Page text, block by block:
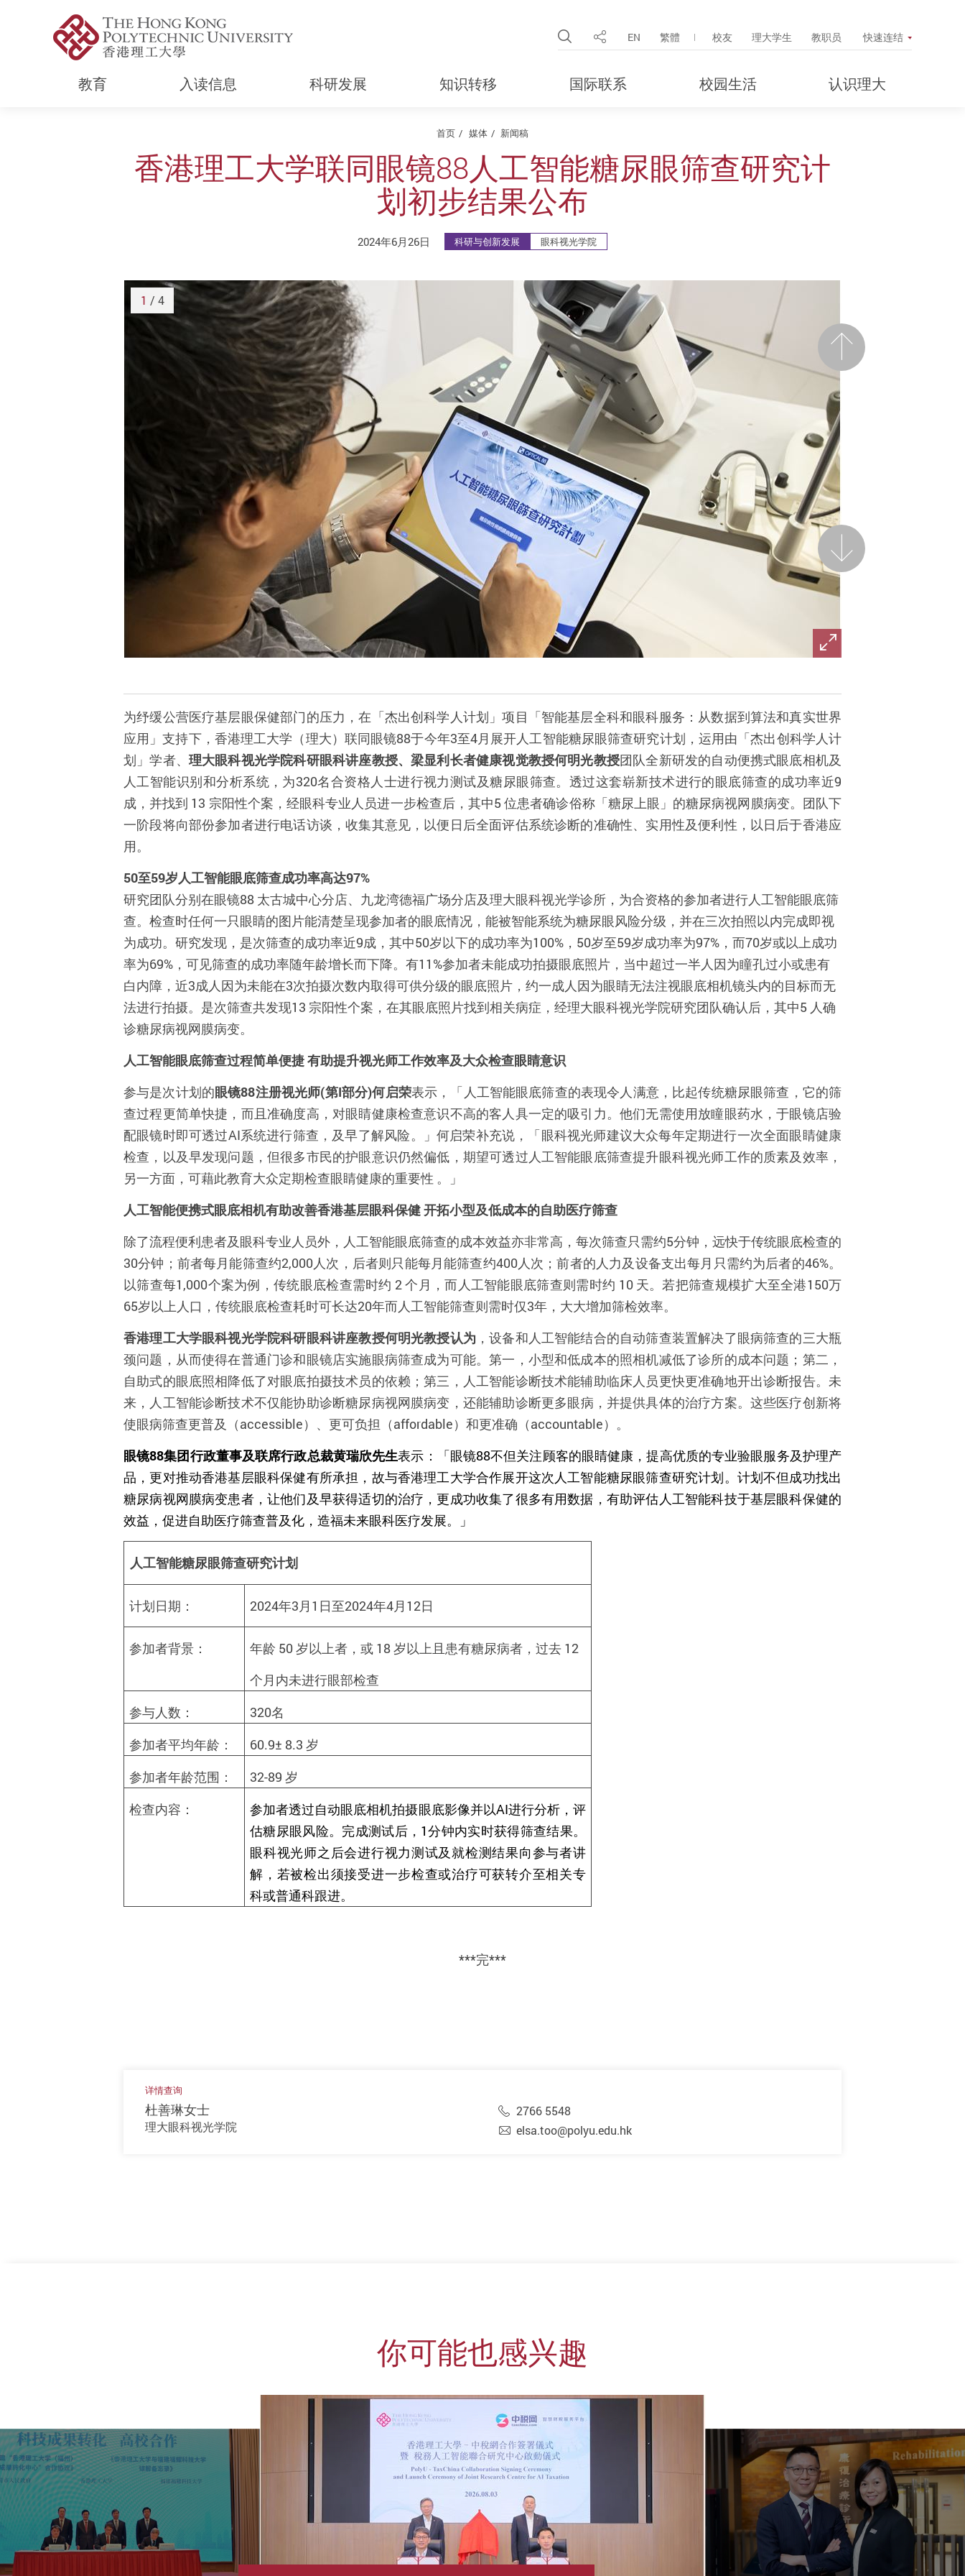
Open Site Search Popup
分享 EN 繁體 校友 理大学生 教职员 快速连结
教育 入读信息 科研发展 知识转移 国际联系 校园生活 认识理大
首页 媒体 新闻稿
香港理工大学联同眼镜88人工智能糖尿眼筛查研究计
划初步结果公布
2024年6月26日 科研与创新发展 眼科视光学院
前一页
后一页
1 / 4
为纾缓公营医疗基层眼保健部门的压力，在「杰出创科学人计划」项目「智能基层全科和眼科服务：从数据到算法和真实世界
应用」支持下，香港理工大学（理大）联同眼镜88于今年3至4月展开人工智能糖尿眼筛查研究计划，运用由「杰出创科学人计
划」学者、 理大眼科视光学院科研眼科讲座教授、梁显利长者健康视觉教授何明光教授团队全新研发的自动便携式眼底相机及
人工智能识别和分析系统，为320名合资格人士进行视力测试及糖尿眼筛查。透过这套崭新技术进行的眼底筛查的成功率近9
成，并找到 13 宗阳性个案，经眼科专业人员进一步检查后，其中5 位患者确诊俗称「糖尿上眼」的糖尿病视网膜病变。团队下
一阶段将向部份参加者进行电话访谈，收集其意见，以便日后全面评估系统诊断的准确性、实用性及便利性，以日后于香港应
用。
50至59岁人工智能眼底筛查成功率高达97%
研究团队分别在眼镜88 太古城中心分店、九龙湾德福广场分店及理大眼科视光学诊所，为合资格的参加者进行人工智能眼底筛
查。检查时任何一只眼睛的图片能清楚呈现参加者的眼底情况，能被智能系统为糖尿眼风险分级， 并在三次拍照以内完成即视
为成功。研究发现，是次筛查的成功率近9成，其中50岁以下的成功率为100% ， 50岁至59岁成功率为97% ，而70岁或以上成功
率为69% ，可见筛查的成功率随年龄增长而下降。有11%参加者未能成功拍摄眼底照片，当中超过一半人因为瞳孔过小或患有
白内障，近3成人因为未能在3次拍摄次数内取得可供分级的眼底照片，约一成人因为眼睛无法注视眼底相机镜头内的目标而无
法进行拍摄。是次筛查共发现13 宗阳性个案，在其眼底照片找到相关病症，经理大眼科视光学院研究团队确认后，其中5 人确
诊糖尿病视网膜病变。
人工智能眼底筛查过程简单便捷有助提升视光师工作效率及大众检查眼睛意识
参与是次计划的眼镜88注册视光师(第I部分)何启荣表示，「人工智能眼底筛查的表现令人满意，比起传统糖尿眼筛查，它的筛
查过程更简单快捷，而且准确度高，对眼睛健康检查意识不高的客人具一定的吸引力。他们无需使用放瞳眼药水，于眼镜店验
配眼镜时即可透过AI系统进行筛查，及早了解风险。」何启荣补充说， 「眼科视光师建议大众每年定期进行一次全面眼睛健康
检查，以及早发现问题，但很多市民的护眼意识仍然偏低，期望可透过人工智能眼底筛查提升眼科视光师工作的质素及效率，
另一方面，可藉此教育大众定期检查眼睛健康的重要性 。」
人工智能便携式眼底相机有助改善香港基层眼科保健开拓小型及低成本的自助医疗筛查
除了流程便利患者及眼科专业人员外，人工智能眼底筛查的成本效益亦非常高，每次筛查只需约5分钟，远快于传统眼底检查的
30分钟；前者每月能筛查约2,000人次，后者则只能每月能筛查约400人次；前者的人力及设备支出每月只需约为后者的46%。
以筛查每1,000个案为例，传统眼底检查需时约 2个月，而人工智能眼底筛查则需时约 10 天。若把筛查规模扩大至全港150万
65岁以上人口，传统眼底检查耗时可长达20年而人工智能筛查则需时仅3年，大大增加筛检效率。
香港理工大学眼科视光学院科研眼科讲座教授何明光教授认为 ，设备和人工智能结合的自动筛查装置解决了眼病筛查的三大瓶
颈问题，从而使得在普通门诊和眼镜店实施眼病筛查成为可能。第一，小型和低成本的照相机减低了诊所的成本问题；第二，
自助式的眼底照相降低了对眼底拍摄技术员的依赖；第三，人工智能诊断技术能辅助临床人员更快更准确地开出诊断报告。未
来，人工智能诊断技术不仅能协助诊断糖尿病视网膜病变，还能辅助诊断更多眼病，并提供具体的治疗方案。这些医疗创新将
使眼病筛查更普及 （accessible）、更可负担（affordable）和更准确（accountable）。
眼镜88集团行政董事及联席行政总裁黄瑞欣先生表示：「眼镜88不但关注顾客的眼睛健康，提高优质的专业验眼服务及护理产
品，更对推动香港基层眼科保健有所承担，故与香港理工大学合作展开这次人工智能糖尿眼筛查研究计划。计划不但成功找出
糖尿病视网膜病变患者，让他们及早获得适切的治疗，更成功收集了很多有用数据，有助评估人工智能科技于基层眼科保健的
效益，促进自助医疗筛查普及化，造福未来眼科医疗发展。」
人工智能糖尿眼筛查研究计划
计划日期： 2024年3月 1 日至2024年4月 12日
参加者背景： 年龄 50岁以上者，或 18岁以上且患有糖尿病者，过去 12
个月内未进行眼部检查
参与人数：
320名
参加者平均年龄：
60.9± 8.3岁
参加者年龄范围：
32-89岁
检查内容：
参加者透过自动眼底相机拍摄眼底影像并以AI进行分析，评
估糖尿眼风险。完成测试后， 1分钟内实时获得筛查结果。
眼科视光师之后会进行视力测试及就检测结果向参与者讲
解，若被检出须接受进一步检查或治疗可获转介至相关专
科或普通科跟进。
***完***
详情查询
杜善琳女士
理大眼科视光学院
2766 5548
elsa.too@polyu.edu.hk
你可能也感兴趣